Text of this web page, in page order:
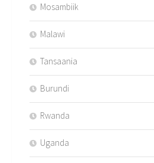
Mosambiik
Malawi
Tansaania
Burundi
Rwanda
Uganda